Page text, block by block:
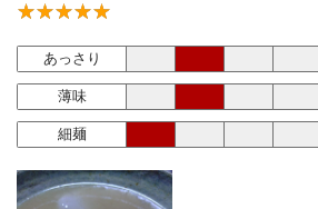
あっさり
薄味
細麺